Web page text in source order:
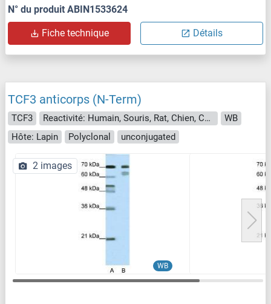
N° du produit ABIN1533624
Fiche technique Détails
TCF3 anticorps (N-Term)
TCF3 Reactivité: Humain, Souris, Rat, Chien, Cobaye, Cheval, Porc, Boeuf (Vache), Lapin
WB
Hôte: Lapin
Polyclonal unconjugated
WB
2 images